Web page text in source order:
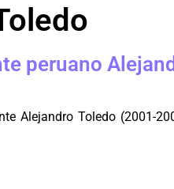
peruano
Alejandro Toledo (2001-